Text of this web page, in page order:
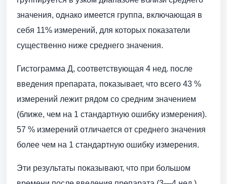
значения, однако имеется группа, включающая в
себя 11% измерений, для которых показатели
существенно ниже среднего значения.
Гистограмма Д, соответствующая 4 нед. после
введения препарата, показывает, что всего 43 %
измерений лежит рядом со средним значением
(ближе, чем на 1 стандартную ошибку измерения).
57 % измерений отличается от среднего значения
более чем на 1 стандартную ошибку измерения.
Эти результаты показывают, что при большом